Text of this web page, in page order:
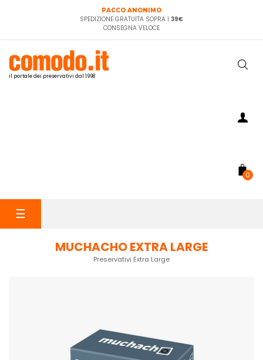
PACCO ANONIMO
SPEDIZIONE GRATUITA SOPRA I 39€
CONSEGNA VELOCE
il portale dei preservativi dal 1998
0
navigazione
☰
MUCHACHO EXTRA LARGE
Preservativi Extra Large